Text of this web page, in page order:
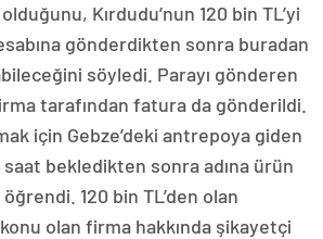
Kırdudu’nun 120 bin TL’yi
gönderdikten sonra buradan
söyledi. Parayı gönderen
tarafından fatura da gönderildi.
için Gebze’deki antrepoya giden
saat bekledikten sonra adına ürün
öğrendi. 120 bin TL’den olan
olan firma hakkında şikayetçi